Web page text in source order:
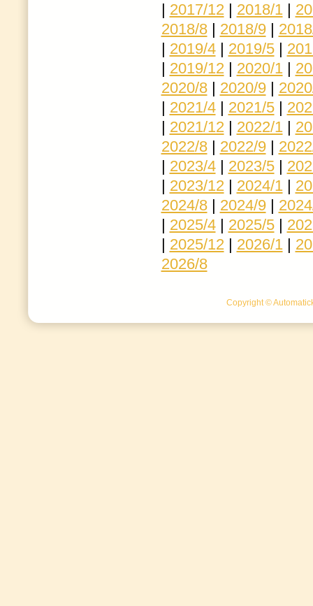
| 2017/12| 2018/1|
2018/8| 2018/9|
| 2019/4| 2019/5|
| 2019/12| 2020/1|
2020/8| 2020/9|
| 2021/4| 2021/5|
| 2021/12| 2022/1|
2022/8| 2022/9|
| 2023/4| 2023/5|
| 2023/12| 2024/1|
2024/8| 2024/9|
| 2025/4| 2025/5|
| 2025/12| 2026/1|
2026/8
Copyright ©